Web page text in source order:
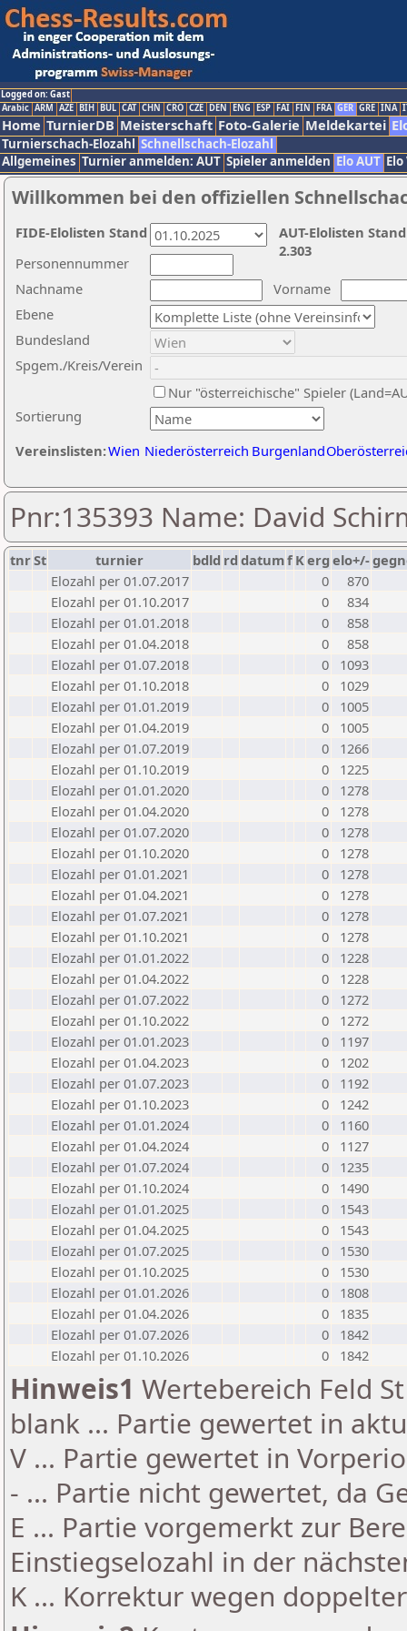
Logged on: Gast
Arabic ARM AZE BIH BUL CAT CHN CRO CZE DEN ENG ESP FAI FIN FRA GER GRE INA
Home TurnierDB Meisterschaft Foto-Galerie Meldekartei
Turnierschach-Elozahl Schnellschach-Elozahl
Allgemeines Turnier anmelden: AUT Spieler anmelden Elo AUT
Willkommen bei den offiziellen
Nachname
Vorname
Ebene
Sortierung
Personennummer
Bundesland
Spgem./Kreis/Verein
Nur "österreichische" Spieler
Vereinslisten:Wien Niederösterreich Burgenland
AUT-Elolisten
2.303
FIDE-Elolisten Stand
Pnr:135393 Name: David
tnrSt turnier bdld rd datumf Kerg elo+/-
Elozahl per 01.07.2017
0
870
Elozahl per 01.10.2017
0
834
Elozahl per 01.01.2018
0
858
Elozahl per 01.04.2018
0
858
Elozahl per 01.07.2018
0
1093
Elozahl per 01.10.2018
0
1029
Elozahl per 01.01.2019
0
1005
Elozahl per 01.04.2019
0
1005
Elozahl per 01.07.2019
0
1266
Elozahl per 01.10.2019
0
1225
Elozahl per 01.01.2020
0
1278
Elozahl per 01.04.2020
0
1278
Elozahl per 01.07.2020
0
1278
Elozahl per 01.10.2020
0
1278
Elozahl per 01.01.2021
0
1278
Elozahl per 01.04.2021
0
1278
Elozahl per 01.07.2021
0
1278
Elozahl per 01.10.2021
0
1278
Elozahl per 01.01.2022
0
1228
Elozahl per 01.04.2022
0
1228
Elozahl per 01.07.2022
0
1272
Elozahl per 01.10.2022
0
1272
Elozahl per 01.01.2023
0
1197
Elozahl per 01.04.2023
0
1202
Elozahl per 01.07.2023
0
1192
Elozahl per 01.10.2023
0
1242
Elozahl per 01.01.2024
0
1160
Elozahl per 01.04.2024
0
1127
Elozahl per 01.07.2024
0
1235
Elozahl per 01.10.2024
0
1490
Elozahl per 01.01.2025
0
1543
Elozahl per 01.04.2025
0
1543
Elozahl per 01.07.2025
0
1530
Elozahl per 01.10.2025
0
1530
Elozahl per 01.01.2026
0
1808
Elozahl per 01.04.2026
0
1835
Elozahl per 01.07.2026
0
1842
Elozahl per 01.10.2026
0 1842
Hinweis1 Wertebereich Feld
blank ... Partie gewertet in
V ... Partie gewertet in
- ... Partie nicht gewertet, da
E ... Partie vorgemerkt zur
Einstiegselozahl in der
K ... Korrektur wegen